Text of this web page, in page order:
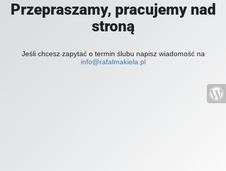
Przepraszamy, pracujemy nad
stroną
Jeśli chcesz zapytać o termin ślubu napisz wiadomość na
info@rafalmakiela.pl